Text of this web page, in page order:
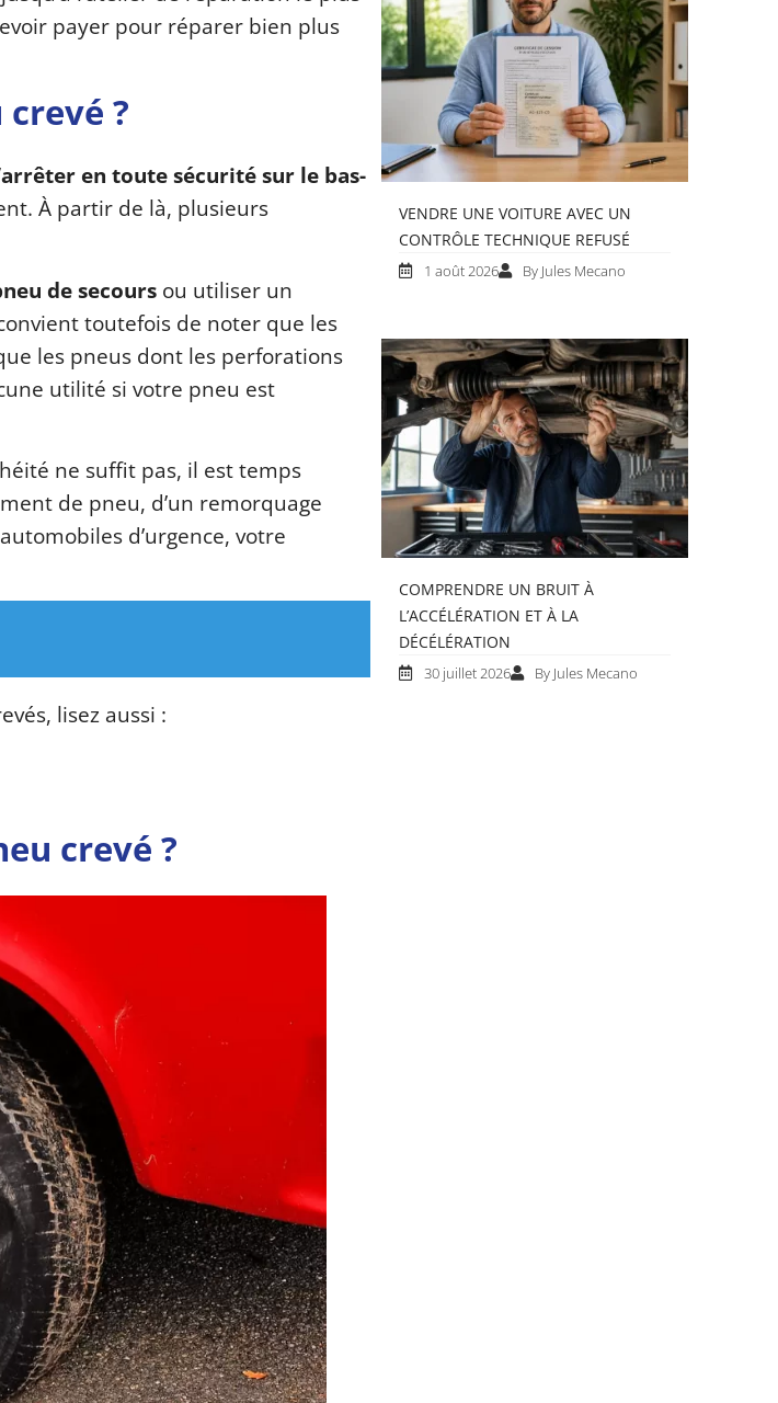
payer pour réparer bien plus
?
en toute sécurité sur le bas-
À partir de là, plusieurs
de secours ou utiliser un
toutefois de noter que les
les pneus dont les perforations
utilité si votre pneu est
ne suffit pas, il est temps
de pneu, d’un remorquage
d’urgence, votre
lisez aussi :
crevé ?
VENDRE UNE VOITURE AVEC UN
CONTRÔLE TECHNIQUE REFUSÉ
1 août 2026 By Jules Mecano
COMPRENDRE UN BRUIT À
L’ACCÉLÉRATION ET À LA
DÉCÉLÉRATION
30 juillet 2026 By Jules Mecano